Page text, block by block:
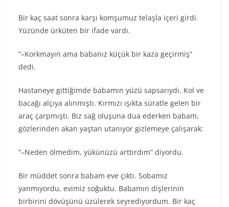
Bir kaç saat sonra karşı komşumuz telaşla içeri girdi.
Yüzünde ürküten bir ifade vardı.
“–Korkmayın ama babanız küçük bir kaza geçirmiş”
dedi.
Hastaneye gittiğimde babamın yüzü sapsarıydı. Kol ve
bacağı alçıya alınmıştı. Kırmızı ışıkta süratle gelen bir
araç çarpmıştı. Biz sağ oluşuna dua ederken babam,
gözlerinden akan yaştan utanıyor gizlemeye çalışarak:
“–Neden ölmedim, yükünüzü arttırdım” diyordu.
Bir müddet sonra babam eve çıktı. Sobamız
yanmıyordu, evimiz soğuktu. Babamın dişlerinin
birbirini dövüşünü üzülerek seyrediyordum. Bir kaç